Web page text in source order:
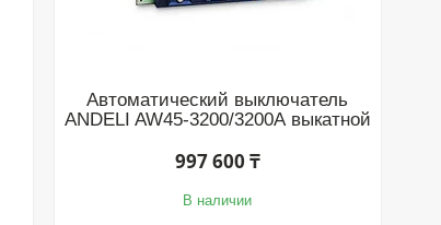
Автоматический выключатель
ANDELI AW45-3200/3200А выкатной
997 600 ₸
В наличии